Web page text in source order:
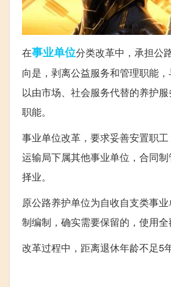
在事业单位分类改革中，承担公
向是，剥离公益服务和管理职能
以由市场、社会服务代替的养护
职能。
事业单位改革，要求妥善安置职
运输局下属其他事业单位，合同
择业。
原公路养护单位为自收自支类事
制编制，确实需要保留的，使用全
改革过程中，距离退休年龄不足5